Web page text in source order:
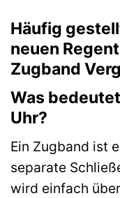
Häufig
neuen
Zugband
Was
Uhr?
Ein Zugband ist
separate
wird einfach